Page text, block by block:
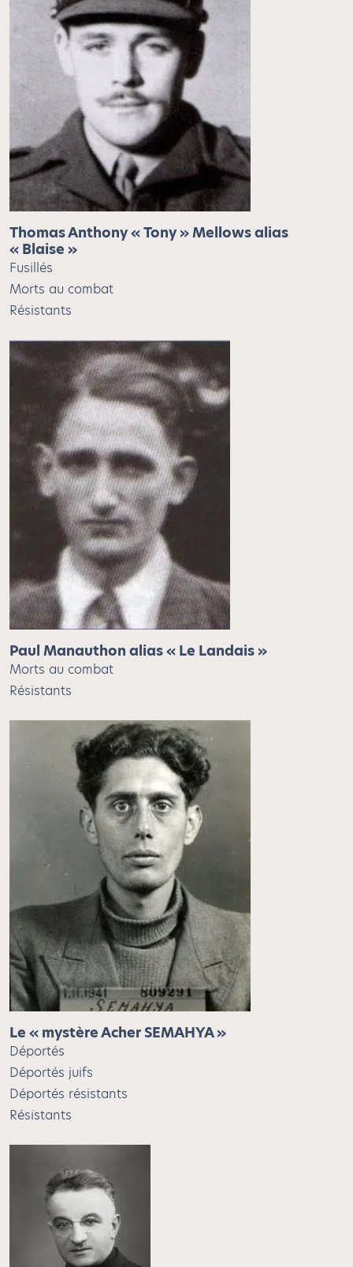
Thomas Anthony « Tony » Mellows alias
« Blaise »
Fusillés
Morts au combat
Résistants
Paul Manauthon alias « Le Landais »
Morts au combat
Résistants
Le « mystère Acher SEMAHYA »
Déportés
Déportés juifs
Déportés résistants
Résistants